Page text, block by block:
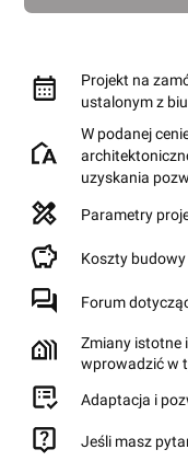
Projekt na
ustalonym z
W podanej
uzyskania
Parametry
Koszty budowy
Forum
Zmiany istotne
wprowadzić w
Adaptacja i
Jeśli masz